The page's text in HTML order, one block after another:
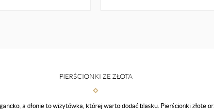
PIERŚCIONKI ZE ZŁOTA
a dłonie to wizytówka, której warto dodać blasku. Pierścionki złote